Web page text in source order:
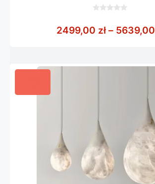
5
2499,00 zł – 5639,00